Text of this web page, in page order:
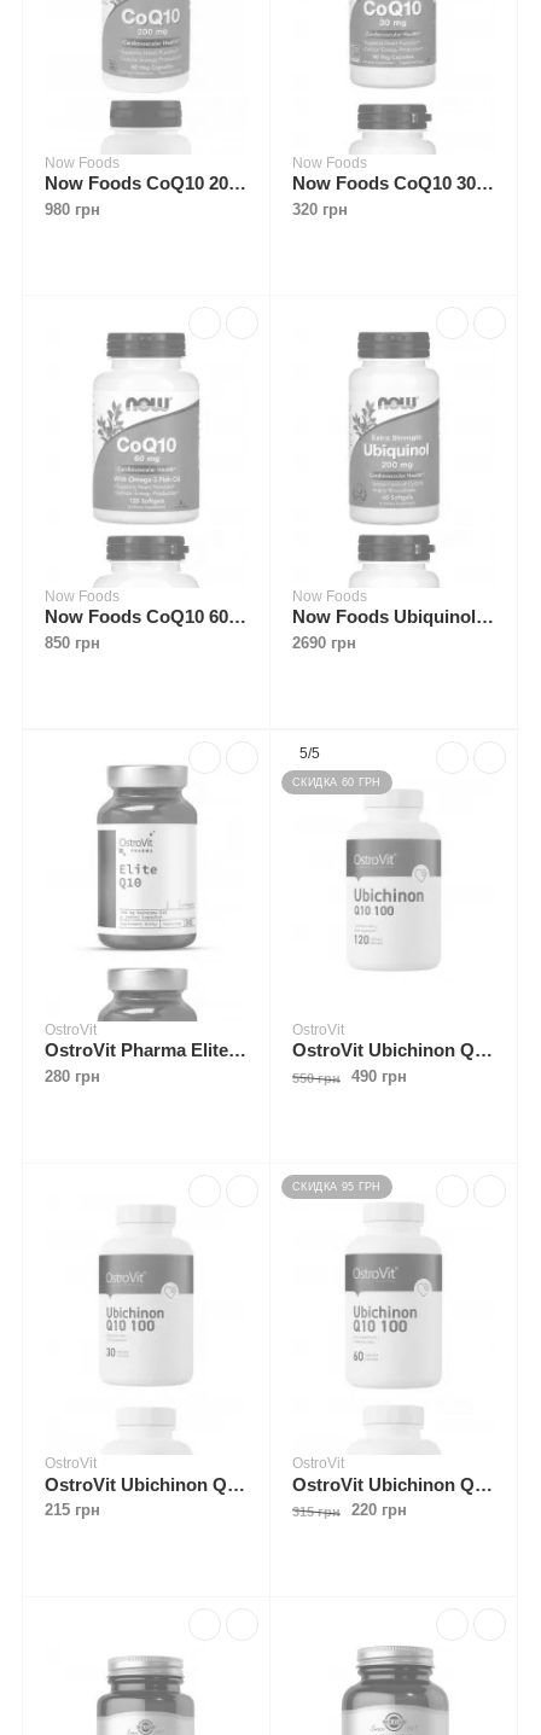
Now Foods
Now Foods CoQ10 200 mg 60 caps
980 грн
Now Foods
Now Foods CoQ10 30 mg 60 caps
320 грн
Now Foods
Now Foods CoQ10 60 mg with Omega-3 Fish Oil 120 softgels
850 грн
Now Foods
Now Foods Ubiquinol 200 mg 60 softgels
2690 грн
OstroVit
OstroVit Pharma Elite Q10 30 caps
280 грн
5/5
СКИДКА 60 ГРН
OstroVit
OstroVit Ubichinon Q10 100 mg 120 caps
550 грн 490 грн
OstroVit
OstroVit Ubichinon Q10 100 mg 30 caps
215 грн
СКИДКА 95 ГРН
OstroVit
OstroVit Ubichinon Q10 100 mg 60 caps (Пошкоджена упаковка)
315 грн 220 грн